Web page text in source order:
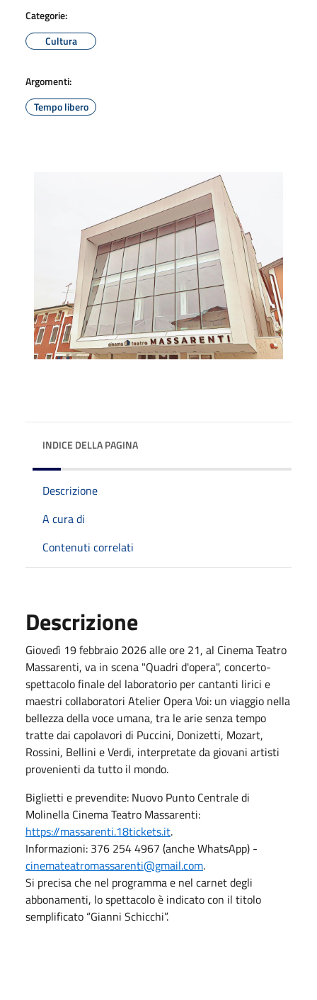
Categorie:
Cultura
Argomenti:
Tempo libero
INDICE DELLA PAGINA
Descrizione
A cura di
Contenuti correlati
Descrizione
Giovedì 19 febbraio 2026 alle ore 21, al Cinema Teatro
Massarenti, va in scena "Quadri d'opera", concerto-
spettacolo finale del laboratorio per cantanti lirici e
maestri collaboratori Atelier Opera Voi: un viaggio nella
bellezza della voce umana, tra le arie senza tempo
tratte dai capolavori di Puccini, Donizetti, Mozart,
Rossini, Bellini e Verdi, interpretate da giovani artisti
provenienti da tutto il mondo.
Biglietti e prevendite: Nuovo Punto Centrale di
Molinella Cinema Teatro Massarenti:
https://massarenti.18tickets.it.
Informazioni: 376 254 4967 (anche WhatsApp) -
cinemateatromassarenti@gmail.com.
Si precisa che nel programma e nel carnet degli
abbonamenti, lo spettacolo è indicato con il titolo
semplificato “Gianni Schicchi”.